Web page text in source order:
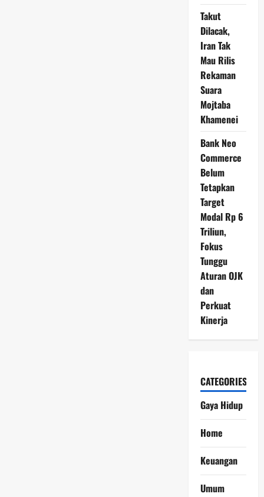
Takut
Dilacak,
Iran Tak
Mau Rilis
Rekaman
Suara
Mojtaba
Khamenei
Bank Neo
Commerce
Belum
Tetapkan
Target
Modal Rp 6
Triliun,
Fokus
Tunggu
Aturan OJK
dan
Perkuat
Kinerja
CATEGORIES
Gaya Hidup
Home
Keuangan
Umum